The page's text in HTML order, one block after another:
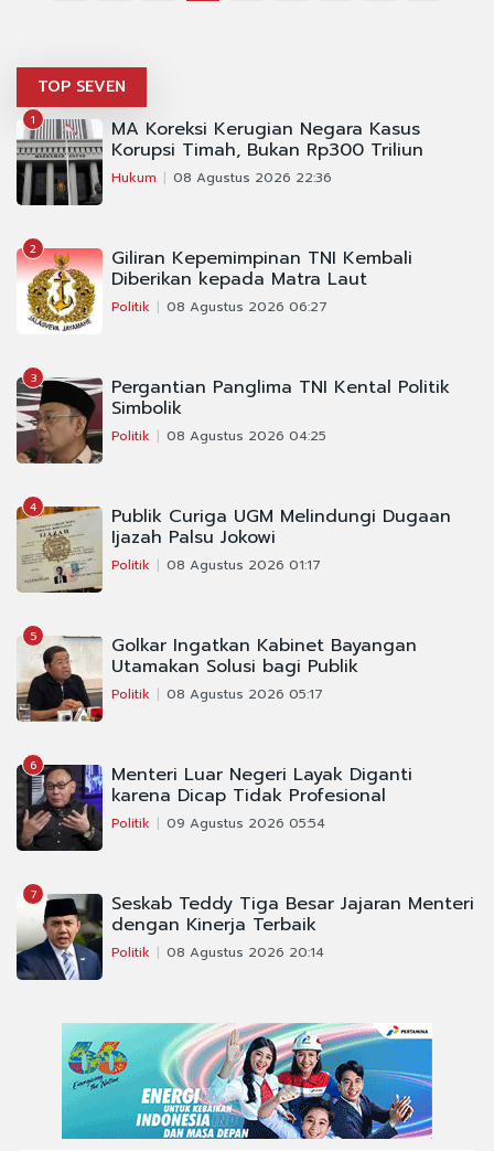
TOP SEVEN
1 MA Koreksi Kerugian Negara Kasus
Korupsi Timah, Bukan Rp300 Triliun
Hukum 08 Agustus 2026 22:36
2 Giliran Kepemimpinan TNI Kembali
Diberikan kepada Matra Laut
Politik 08 Agustus 2026 06:27
3 Pergantian Panglima TNI Kental Politik
Simbolik
Politik 08 Agustus 2026 04:25
4 Publik Curiga UGM Melindungi Dugaan
Ijazah Palsu Jokowi
Politik 08 Agustus 2026 01:17
5 Golkar Ingatkan Kabinet Bayangan
Utamakan Solusi bagi Publik
Politik 08 Agustus 2026 05:17
6 Menteri Luar Negeri Layak Diganti
karena Dicap Tidak Profesional
Politik 09 Agustus 2026 05:54
7 Seskab Teddy Tiga Besar Jajaran Menteri
dengan Kinerja Terbaik
Politik 08 Agustus 2026 20:14